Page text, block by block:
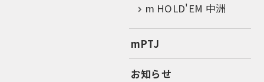
m HOLD'EM 中洲
mPTJ
お知らせ